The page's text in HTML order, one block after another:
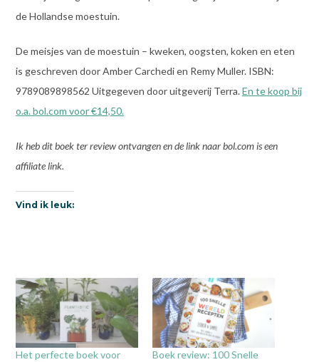
de Hollandse moestuin.
De meisjes van de moestuin – kweken, oogsten, koken en eten
is geschreven door Amber Carchedi en Remy Muller. ISBN:
9789089898562 Uitgegeven door uitgeverij Terra.En te koop bij
o.a. bol.com voor €14,50.
Ik heb dit boek ter review ontvangen en de link naar bol.com is een
affiliate link.
Vind ik leuk:
Het perfecte boek voor
Boek review: 100 Snelle